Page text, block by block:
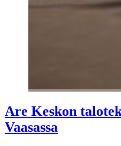
Are Keskon
Vaasassa